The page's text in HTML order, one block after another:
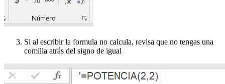
Si al escribir la formula no calcula, revisa que no tengas una
comilla atrás del signo de igual